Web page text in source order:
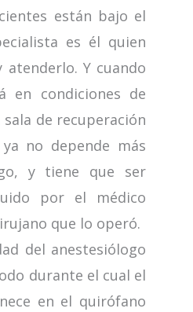
están bajo el
es él quien
atenderlo. Y cuando
en condiciones de
de recuperación
no depende más
y tiene que ser
por el médico
que lo operó.
del anestesiólogo
durante el cual el
en el quirófano